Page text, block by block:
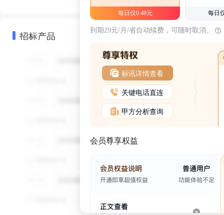
招标产品
每日仅0.48元 每日
到期29元/月/省自动续费，可随时取消。
标讯详情查看
关键电话直连
甲方分析查询
会员尊享权益